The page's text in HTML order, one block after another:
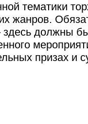
тематики
жанров.
здесь должны
призах и